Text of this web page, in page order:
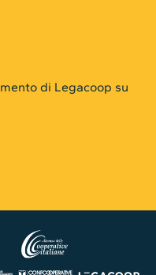
di Legacoop su